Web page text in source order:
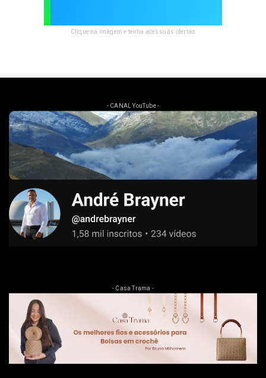
Clique na imagem e tenha acesso as ofertas
- CANAL YouTube -
- Casa Trama -